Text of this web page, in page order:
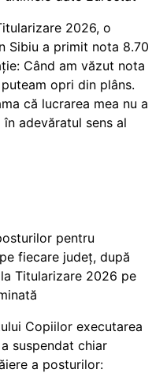
2026, o
Sibiu a primit nota 8.70
Când am văzut nota
opri din plâns.
că lucrarea mea nu a
adevăratul sens al
pentru
fiecare județ, după
Titularizare 2026 pe
Copiilor executarea
suspendat chiar
a posturilor: